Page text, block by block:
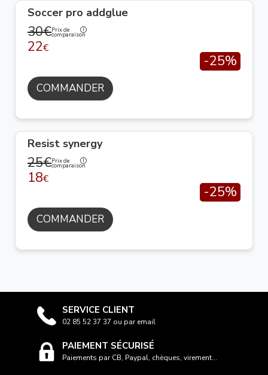
Soccer pro addglue
30€Prix de
comparaison
22€
-25%
COMMANDER
Resist synergy
25€Prix de
comparaison
18€
-25%
COMMANDER
SERVICE CLIENT
02 85 52 37 37 ou par email
PAIEMENT SÉCURISÉ
Paiements par CB, Paypal, chèques, virement...